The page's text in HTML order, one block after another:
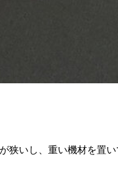
狭いし、重い機材を置